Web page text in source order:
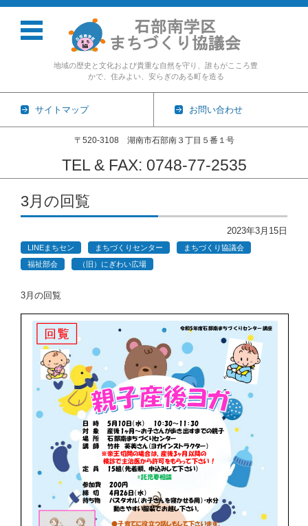
地域の歴史と文化および貴重な自然を守り、誰もがこころ豊
かで、住みよい、安らぎのある町を造る
サイトマップ お問い合わせ
〒520-3108 湖南市石部南３丁目５番１号
TEL & FAX: 0748-77-2535
コンテンツに移動
3月の回覧
2023年3月15日
LINEまちセン まちづくりセンター
まちづくり協議会
福祉部会
（旧）にぎわい広場
3月の回覧